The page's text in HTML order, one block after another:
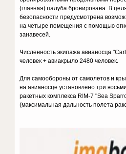
(главная) палуба бронирована. В
безопасности предусмотрена
на четыре помещения с помощью
занавесей.
Численность экипажа авианосца
человек + авиакрыло 2480 человек.
Для самообороны от самолетов и
на авианосце установлено три
ракетных комплекса RIM-7 "Sea
(максимальная дальность полета